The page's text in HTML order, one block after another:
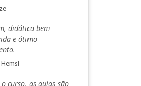
didática bem
e ótimo
curso, as aulas são